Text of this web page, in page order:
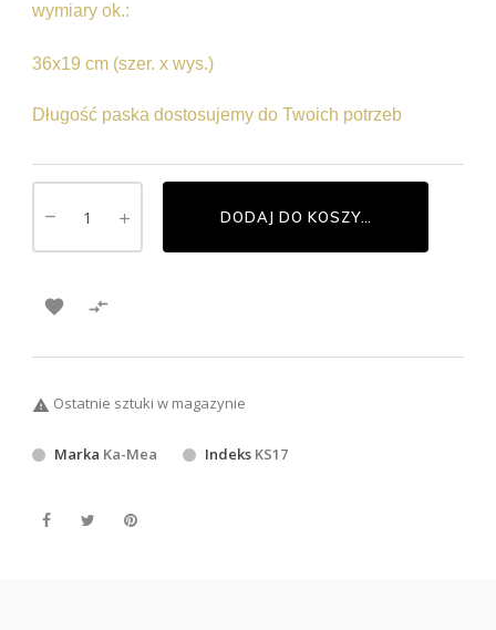
wymiary ok.:
36x19 cm (szer. x wys.)
Długość paska dostosujemy do Twoich potrzeb
DODAJ DO KOSZYKA
 
 Ostatnie sztuki w magazynie
Marka Ka-Mea Indeks KS17